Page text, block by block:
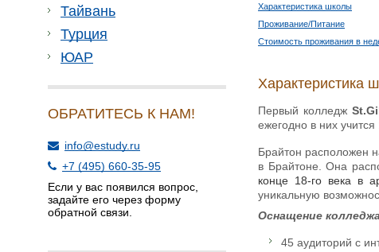
Тайвань
Турция
ЮАР
ОБРАТИТЕСЬ К НАМ!
info@estudy.ru
+7 (495) 660-35-95
Если у вас появился вопрос,
задайте его через форму
обратной связи.
Характеристика школы
Проживание/Питание
Стоимость проживания в
Характеристика
Первый колледж
ежегодно в них
Брайтон расположен
в Брайтоне. Она
конце 18-го века в
уникальную
Оснащение
45 аудиторий с